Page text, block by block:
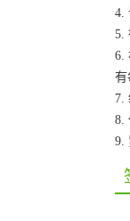
4.
5.
6.
有
7.
8.
9.